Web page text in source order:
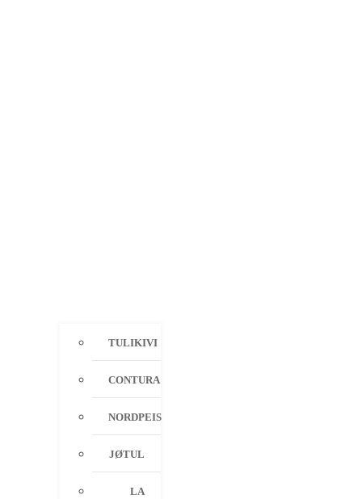
TULIKIVI
CONTURA
NORDPEIS
JØTUL
LA